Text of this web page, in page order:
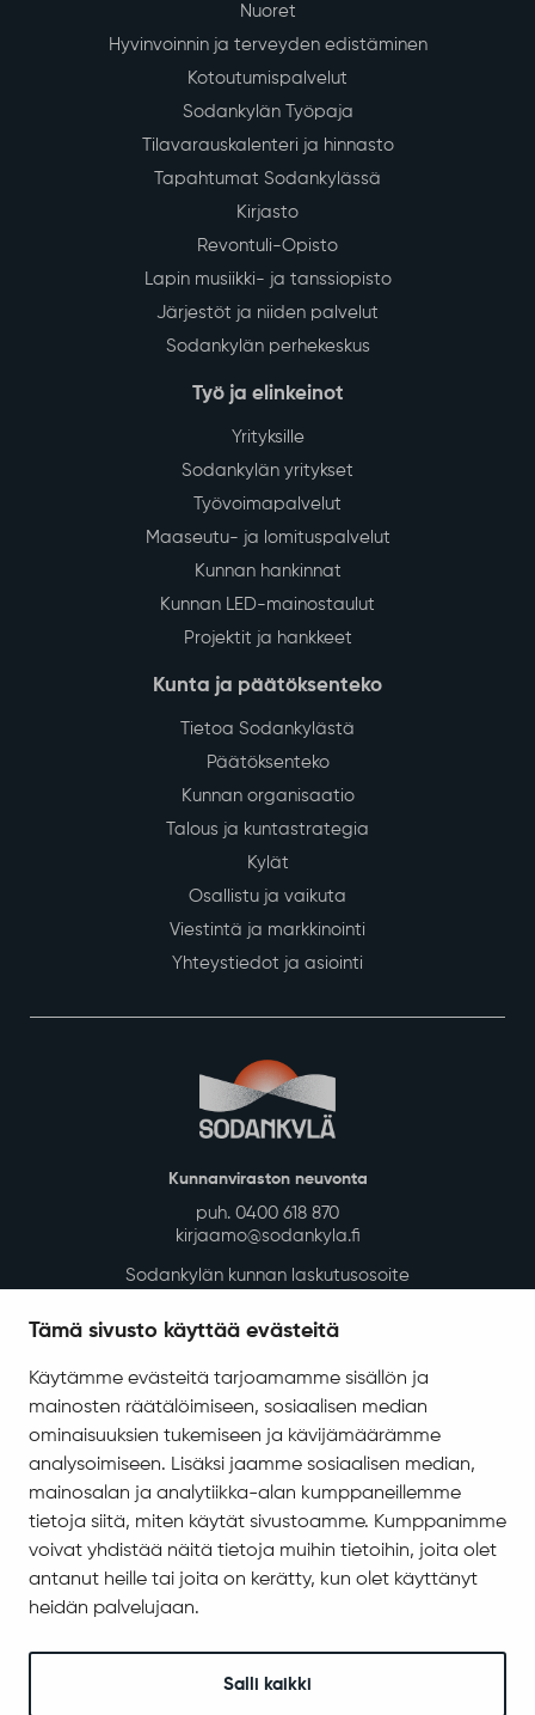
Tämä sivusto käyttää evästeitä
Käytämme evästeitä tarjoamamme sisällön ja
mainosten räätälöimiseen, sosiaalisen median
ominaisuuksien tukemiseen ja kävijämäärämme
analysoimiseen. Lisäksi jaamme sosiaalisen median,
mainosalan ja analytiikka-alan kumppaneillemme
tietoja siitä, miten käytät sivustoamme. Kumppanimme
voivat yhdistää näitä tietoja muihin tietoihin, joita olet
antanut heille tai joita on kerätty, kun olet käyttänyt
heidän palvelujaan.
Salli kaikki
Nuoret
Hyvinvoinnin ja terveyden edistäminen
Kotoutumispalvelut
Sodankylän Työpaja
Tilavarauskalenteri ja hinnasto
Tapahtumat Sodankylässä
Kirjasto
Revontuli-Opisto
Lapin musiikki- ja tanssiopisto
Järjestöt ja niiden palvelut
Sodankylän perhekeskus
Työ ja elinkeinot
Yrityksille
Sodankylän yritykset
Työvoimapalvelut
Maaseutu- ja lomituspalvelut
Kunnan hankinnat
Kunnan LED-mainostaulut
Projektit ja hankkeet
Kunta ja päätöksenteko
Tietoa Sodankylästä
Päätöksenteko
Kunnan organisaatio
Talous ja kuntastrategia
Kylät
Osallistu ja vaikuta
Viestintä ja markkinointi
Yhteystiedot ja asiointi
Kunnanviraston neuvonta
puh. 0400 618 870
kirjaamo@sodankyla.fi
Sodankylän kunnan laskutusosoite
Asiakirjajulkisuuskuvaus
Evästeiden hallinta
Yhteystiedot
Jäämerentie 1, 99601 Sodankylä
Kaikki yhteystiedot
Henkilökunnan intranet
Seuraa meitä